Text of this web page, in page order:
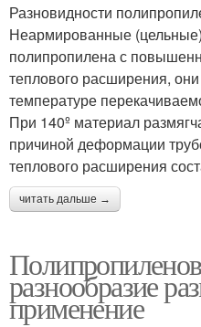
Разновидности
Неармированные
полипропилена с
теплового расширения,
температуре
При 140º материал
причиной деформации
теплового расширения
читать дальше →
разнообразие
применение